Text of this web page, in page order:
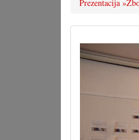
Prezentacija